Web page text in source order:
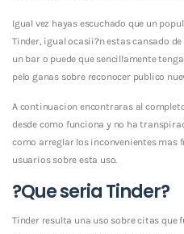
Igual vez hayas escuchado que un
Tinder, igual ocasii?n estas cansado
un bar o puede que sencillamente
pelo ganas sobre reconocer publico
A continuacion encontraras al
desde como funciona y no ha
como arreglar los inconvenientes mas
usuarios sobre esta uso.
?Que seri­a Tinder?
Tinder resulta una uso sobre citas que